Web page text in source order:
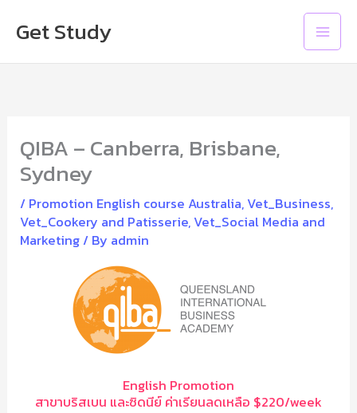
content
Get Study
Main
QIBA – Canberra, Brisbane,
Sydney
/ Promotion English course Australia, Vet_Business,
Vet_Cookery and Patisserie, Vet_Social Media and
Marketing / By admin
English Promotion
สาขาบริสเบน และซิดนีย์ ค่าเรียนลดเหลือ $220/week